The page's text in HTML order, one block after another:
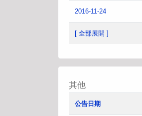
2016-11-24
[ 全部展開 ]
其他
公告日期